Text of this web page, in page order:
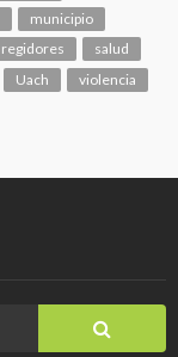
municipio
regidores
salud
Uach violencia